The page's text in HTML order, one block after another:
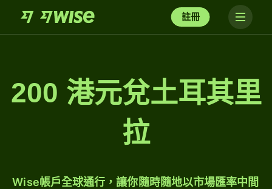
註冊
200 港元兌土耳其里
拉
Wise帳戶全球通行，讓你隨時隨地以市場匯率中間